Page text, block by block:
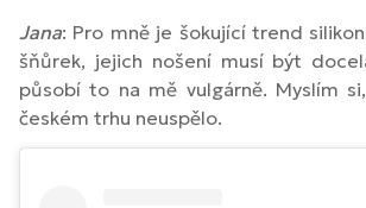
Jana: Pro mně je šokující trend
šňůrek, jejich nošení musí být
působí to na mě vulgárně. Myslím
českém trhu neuspělo.